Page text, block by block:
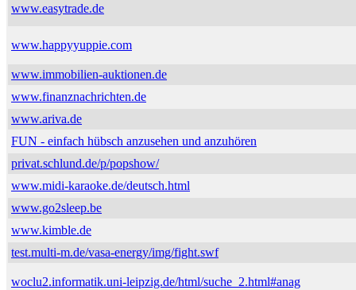
www.easytrade.de
www.happyyuppie.com
www.immobilien-auktionen.de
www.finanznachrichten.de
www.ariva.de
FUN - einfach hübsch anzusehen und anzuhören
privat.schlund.de/p/popshow/
www.midi-karaoke.de/deutsch.html
www.go2sleep.be
www.kimble.de
test.multi-m.de/vasa-energy/img/fight.swf
woclu2.informatik.uni-leipzig.de/html/suche_2.html#anag